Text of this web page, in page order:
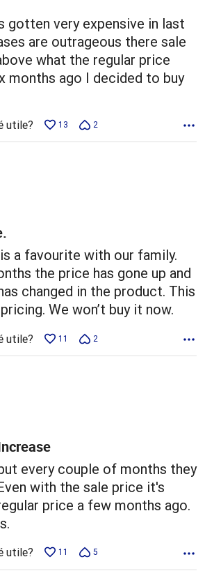
gotten very expensive in last
are outrageous there sale
what the regular price
months ago I decided to buy
utile? 13 2
a favourite with our family.
the price has gone up and
changed in the product. This
We won’t buy it now.
utile? 11 2
every couple of months they
with the sale price it's
price a few months ago.
utile? 11 5